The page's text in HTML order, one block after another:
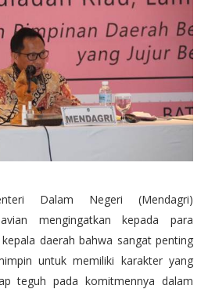
Dalam Negeri (Mendagri)
mengingatkan kepada para
daerah bahwa sangat penting
untuk memiliki karakter yang
teguh pada komitmennya dalam